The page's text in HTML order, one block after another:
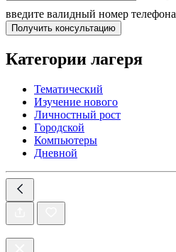
введите валидный номер телефона
Получить консультацию
Категории лагеря
Тематический
Изучение нового
Личностный рост
Городской
Компьютеры
Дневной